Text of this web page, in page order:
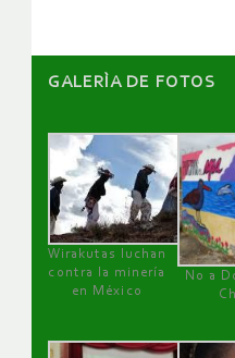
GALERÌA DE FOTOS
Wirakutas luchan
contra la minería
en México
No a